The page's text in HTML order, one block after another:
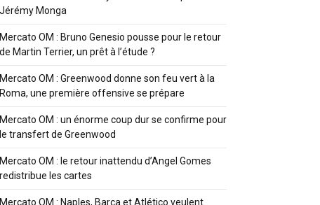
Jérémy Monga
Mercato OM : Bruno Genesio pousse pour le retour
de Martin Terrier, un prêt à l’étude ?
Mercato OM : Greenwood donne son feu vert à la
Roma, une première offensive se prépare
Mercato OM : un énorme coup dur se confirme pour
le transfert de Greenwood
Mercato OM : le retour inattendu d’Angel Gomes
redistribue les cartes
Mercato OM : Naples, Barça et Atlético veulent